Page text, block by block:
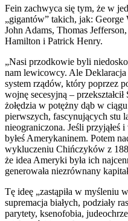
Fein zachwyca się tym, że w
„gigantów” takich, jak:
John Adams, Thomas
Hamilton i Patrick Henry.
„Nasi przodkowie byli
nam lewicowcy. Ale
system rządów, który poprzez
wojnę secesyjną –
żołędzia w potężny dąb w
pierwszych, fascynujących stu
nieograniczona. Jeśli przyjąłeś
byłeś Amerykaninem. Potem
wykluczeniu Chińczyków z
że idea Ameryki była ich
generowała niezrównany
Tę ideę „zastąpiła w myśleniu
supremacja białych, podziały
parytety, ksenofobia,